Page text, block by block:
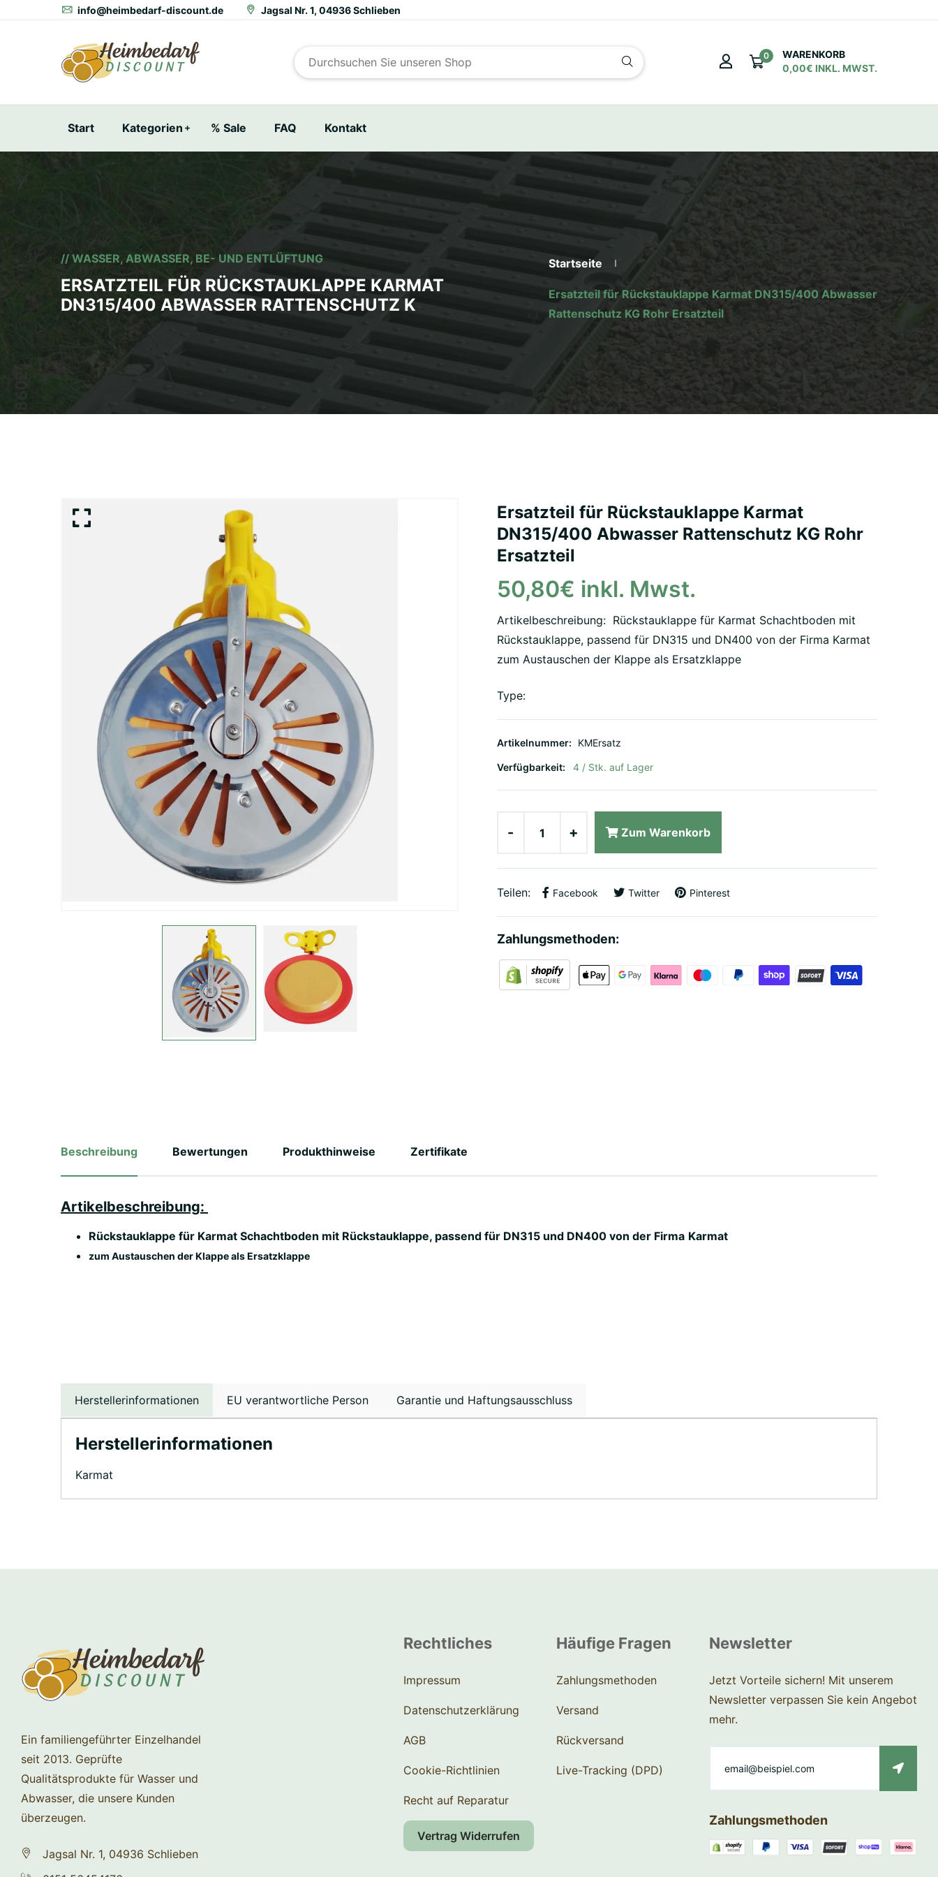
info@heimbedarf-discount.de Jagsal Nr. 1, 04936 Schlieben
0
WARENKORB
0,00€ INKL. MWST.
Start Kategorien % Sale FAQ Kontakt
// WASSER, ABWASSER, BE- UND ENTLÜFTUNG
ERSATZTEIL FÜR RÜCKSTAUKLAPPE KARMAT
DN315/400 ABWASSER RATTENSCHUTZ K
Startseite
Ersatzteil für Rückstauklappe Karmat DN315/400 Abwasser
Rattenschutz KG Rohr Ersatzteil
Ersatzteil für Rückstauklappe Karmat
DN315/400 Abwasser Rattenschutz KG Rohr
Ersatzteil
50,80€ inkl. Mwst.
Artikelbeschreibung: Rückstauklappe für Karmat Schachtboden mit
Rückstauklappe, passend für DN315 und DN400 von der Firma Karmat
zum Austauschen der Klappe als Ersatzklappe
Type:
Artikelnummer: KMErsatz
Verfügbarkeit: 4 / Stk. auf Lager
- + Zum Warenkorb
Teilen: Facebook Twitter Pinterest
Zahlungsmethoden:
Beschreibung Bewertungen Produkthinweise Zertifikate
Artikelbeschreibung:
Rückstauklappe für Karmat Schachtboden mit Rückstauklappe, passend für DN315 und DN400 von der Firma Karmat
zum Austauschen der Klappe alsErsatzklappe
Herstellerinformationen EU verantwortliche Person Garantie und Haftungsausschluss
Herstellerinformationen
Karmat
Ein familiengeführter Einzelhandel
seit 2013. Geprüfte
Qualitätsprodukte für Wasser und
Abwasser, die unsere Kunden
überzeugen.
Jagsal Nr. 1, 04936 Schlieben
Rechtliches
Impressum
Datenschutzerklärung
AGB
Cookie-Richtlinien
Recht auf Reparatur
Vertrag Widerrufen
Häufige Fragen
Zahlungsmethoden
Versand
Rückversand
Live-Tracking (DPD)
Newsletter
Jetzt Vorteile sichern! Mit unserem
Newsletter verpassen Sie kein Angebot
mehr.
Zahlungsmethoden